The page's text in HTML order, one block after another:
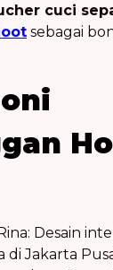
cuci
sebagai
Desain
di Jakarta